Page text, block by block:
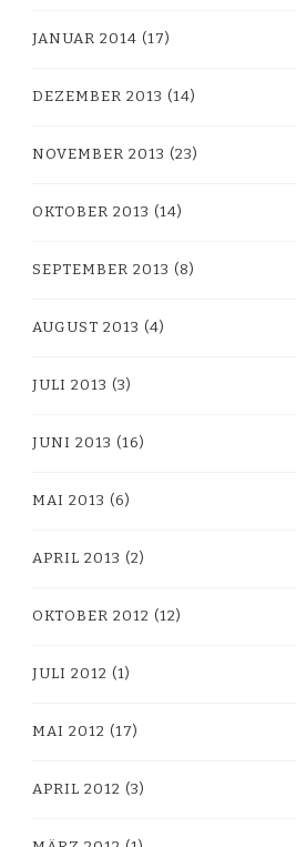
JANUAR 2014 (17)
DEZEMBER 2013 (14)
NOVEMBER 2013 (23)
OKTOBER 2013 (14)
SEPTEMBER 2013 (8)
AUGUST 2013 (4)
JULI 2013 (3)
JUNI 2013 (16)
MAI 2013 (6)
APRIL 2013 (2)
OKTOBER 2012 (12)
JULI 2012 (1)
MAI 2012 (17)
APRIL 2012 (3)